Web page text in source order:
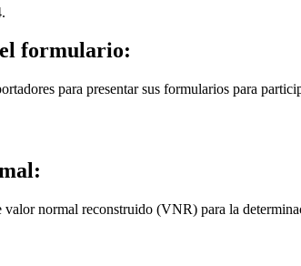
formulario:
para presentar sus formularios para
normal reconstruido (VNR) para la